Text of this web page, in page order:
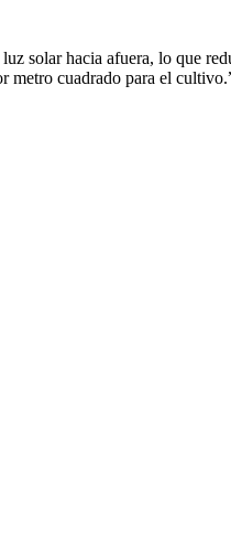
solar hacia afuera, lo que
metro cuadrado para el